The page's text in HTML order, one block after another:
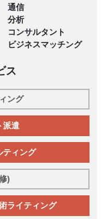
通信
分析
コンサルタント
ビジネスマッチング
ス
ング
派遣
ティング
)
ライティング